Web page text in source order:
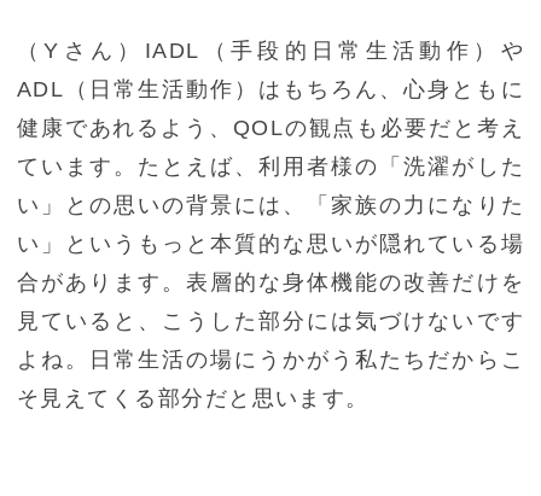
（Yさん）IADL（手段的日常生活動作）や
ADL（日常生活動作）はもちろん、心身ともに
健康であれるよう、QOLの観点も必要だと考え
ています。たとえば、利用者様の「洗濯がした
い」との思いの背景には、「家族の力になりた
い」というもっと本質的な思いが隠れている場
合があります。表層的な身体機能の改善だけを
見ていると、こうした部分には気づけないです
よね。日常生活の場にうかがう私たちだからこ
そ見えてくる部分だと思います。